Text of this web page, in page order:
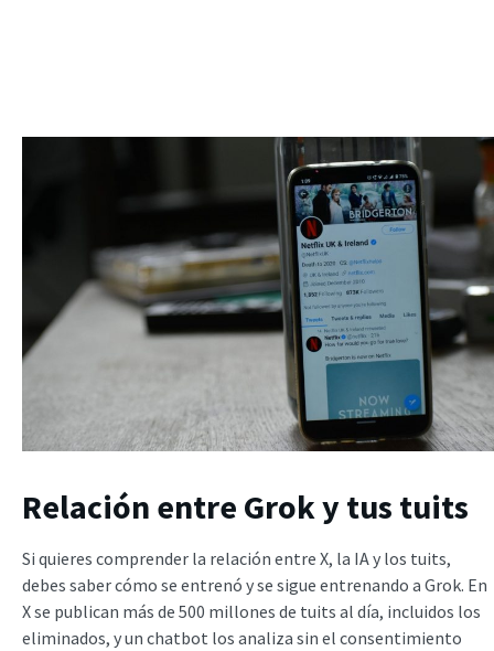
Relación entre Grok y tus tuits
Si quieres comprender la relación entre X, la IA y los tuits,
debes saber cómo se entrenó y se sigue entrenando a Grok. En
X se publican más de 500 millones de tuits al día, incluidos los
eliminados, y un chatbot los analiza sin el consentimiento